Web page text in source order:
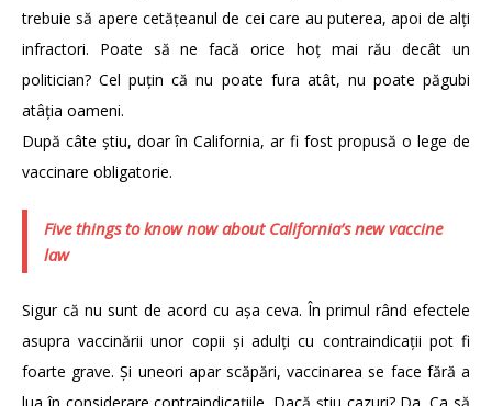
trebuie să apere cetățeanul de cei care au puterea, apoi de alți
infractori. Poate să ne facă orice hoț mai rău decât un
politician? Cel puțin că nu poate fura atât, nu poate păgubi
atâția oameni.
După câte știu, doar în California, ar fi fost propusă o lege de
vaccinare obligatorie.
Five things to know now about California’s new vaccine
law
Sigur că nu sunt de acord cu așa ceva. În primul rând efectele
asupra vaccinării unor copii și adulți cu contraindicații pot fi
foarte grave. Și uneori apar scăpări, vaccinarea se face fără a